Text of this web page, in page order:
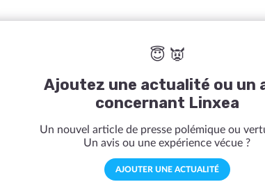
😇 👿
Ajoutez une actualité ou un
concernant Linxea
Un nouvel article de presse polémique ou
Un avis ou une expérience vécue ?
AJOUTER UNE ACTUALITÉ